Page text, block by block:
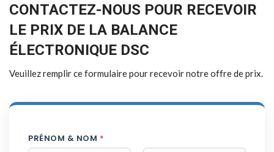
CONTACTEZ-NOUS POUR RECEVOIR
LE PRIX DE LA BALANCE
ÉLECTRONIQUE DSC
Veuillez remplir ce formulaire pour recevoir notre offre de prix.
PRÉNOM & NOM *